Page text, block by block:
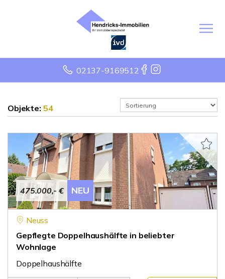
02137-9169512
Objekte: 54
475.000,- € NEU
Neuss
Gepflegte Doppelhaushälfte in beliebter
Wohnlage
Doppelhaushälfte